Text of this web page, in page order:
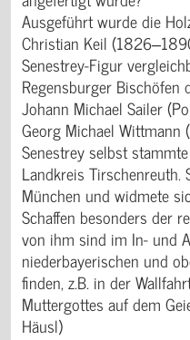
Ausgeführt wurde die
Christian Keil
Senestrey-Figur
Regensburger
Johann Michael Sailer
Georg Michael
Senestrey selbst
Landkreis
München und widmete
Schaffen besonders der
von ihm sind im In- und
niederbayerischen und
finden, z.B. in der
Muttergottes auf dem
Häusl)